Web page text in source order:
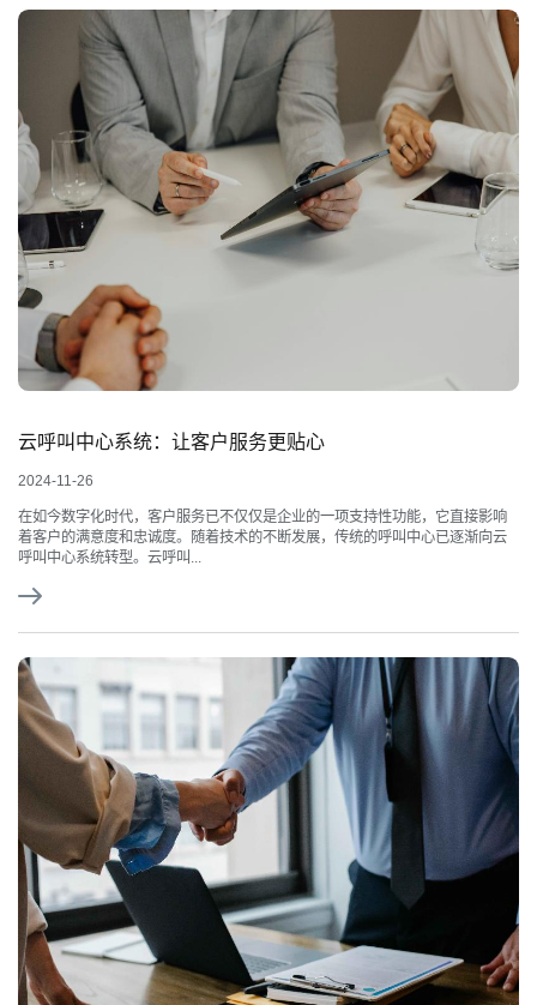
云呼叫中心系统：让客户服务更贴心
2024-11-26
在如今数字化时代，客户服务已不仅仅是企业的一项支持性功能，它直接影响
着客户的满意度和忠诚度。随着技术的不断发展，传统的呼叫中心已逐渐向云
呼叫中心系统转型。云呼叫...